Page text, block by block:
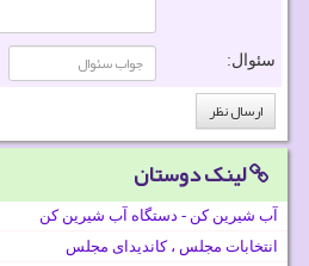
سئوال:
لینک دوستان
آب شیرین کن - دستگاه آب شیرین کن
انتخابات مجلس ، کاندیدای مجلس